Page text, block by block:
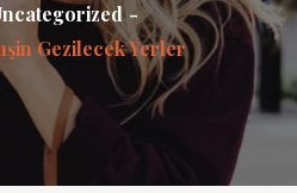
Gezilecek Yerler